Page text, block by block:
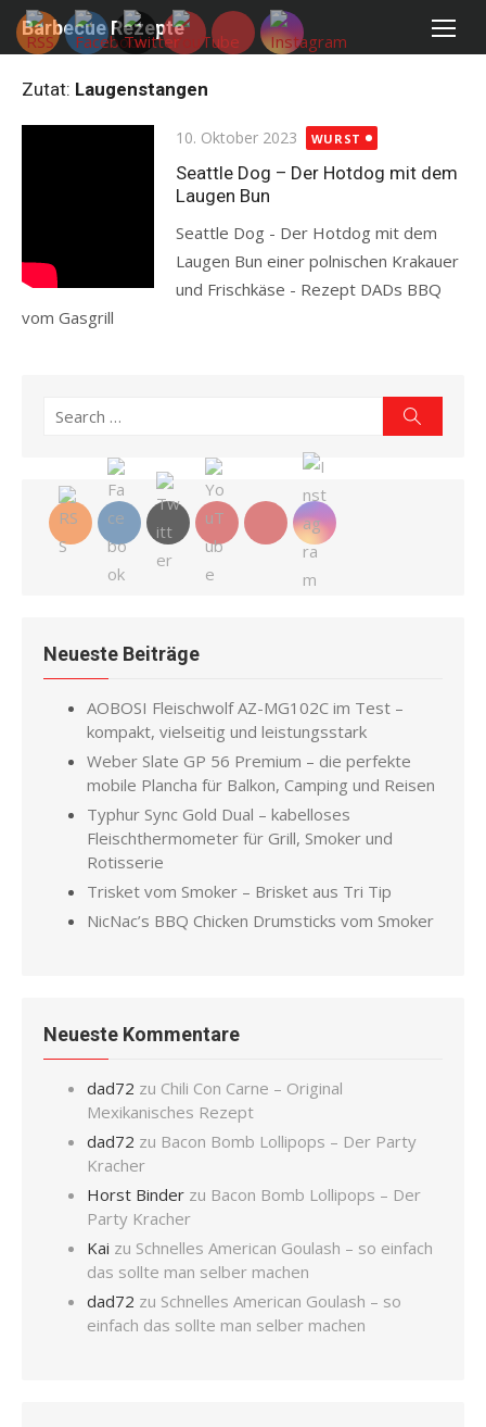
Skip
Barbecue Rezepte
Zutat: Laugenstangen
Posted
on
10. Oktober 2023 WURST
Seattle Dog – Der Hotdog mit dem
Laugen Bun
Seattle Dog - Der Hotdog mit dem
Laugen Bun einer polnischen Krakauer
und Frischkäse - Rezept DADs BBQ
vom Gasgrill
Search
Neueste Beiträge
AOBOSI Fleischwolf AZ-MG102C im Test –
kompakt, vielseitig und leistungsstark
Weber Slate GP 56 Premium – die perfekte
mobile Plancha für Balkon, Camping und Reisen
Typhur Sync Gold Dual – kabelloses
Fleischthermometer für Grill, Smoker und
Rotisserie
Trisket vom Smoker – Brisket aus Tri Tip
NicNac’s BBQ Chicken Drumsticks vom Smoker
Neueste Kommentare
dad72 zu Chili Con Carne – Original
Mexikanisches Rezept
dad72 zu Bacon Bomb Lollipops – Der Party
Kracher
Horst Binder zu Bacon Bomb Lollipops – Der
Party Kracher
Kai zu Schnelles American Goulash – so einfach
das sollte man selber machen
dad72 zu Schnelles American Goulash – so
einfach das sollte man selber machen